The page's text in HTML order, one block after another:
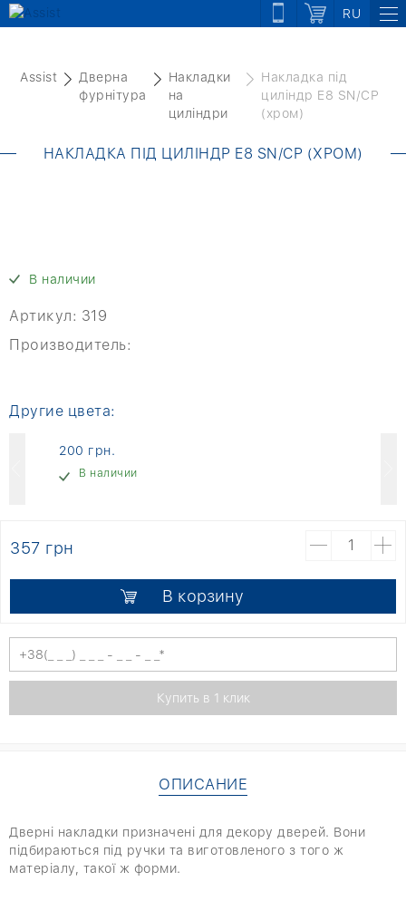
RU
Assist
Дверна
фурнітура
Накладки
на
циліндри
Накладка під
циліндр E8 SN/CР
(хром)
НАКЛАДКА ПІД ЦИЛІНДР E8 SN/CР (ХРОМ)
В наличии
Артикул: 319
Производитель:
Другие цвета:
200 грн.
В наличии
357 грн
В корзину
ОПИСАНИЕ
Дверні накладки призначені для декору дверей. Вони
підбираються під ручки та виготовленого з того ж
матеріалу, такої ж форми.